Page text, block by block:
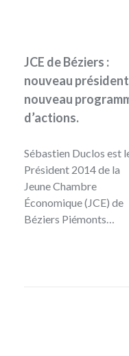
JCE de Béziers :
nouveau
nouveau
d’actions.
Sébastien Duclos est
Président 2014 de la
Jeune Chambre
Économique (JCE) de
Béziers Piémonts…